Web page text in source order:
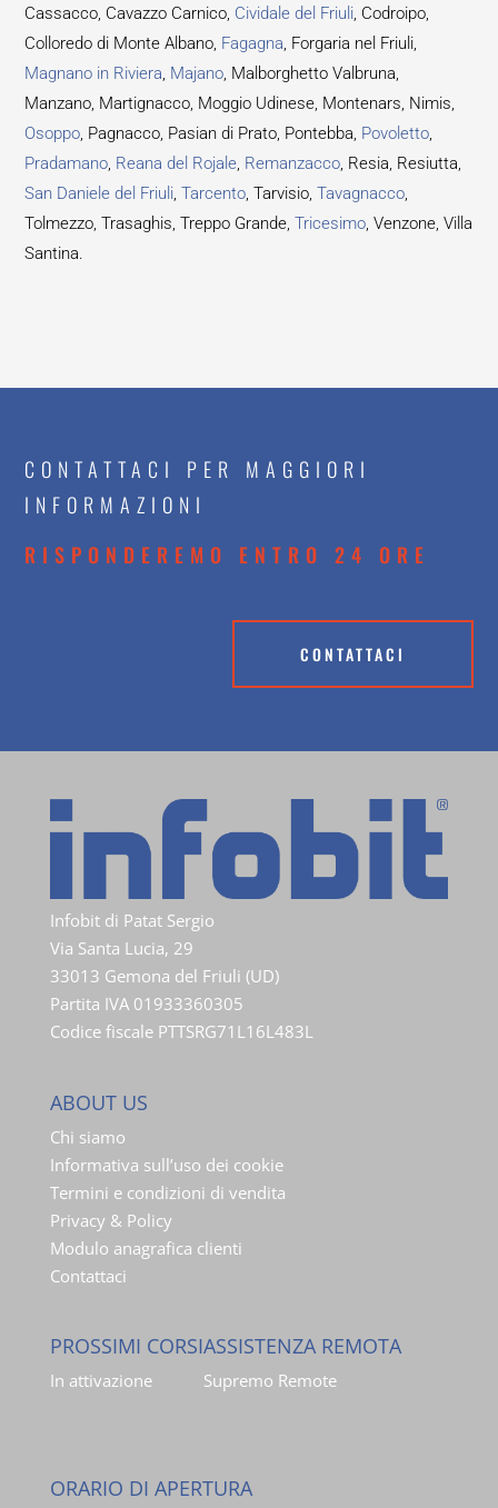
Cassacco, Cavazzo Carnico, Cividale del Friuli , Codroipo,
Colloredo di Monte Albano, Fagagna , Forgaria nel Friuli,
Magnano in Riviera Majano , Malborghetto Valbruna,
Manzano, Martignacco, Moggio Udinese, Montenars, Nimis,
Osoppo , Pagnacco, Pasian di Prato, Pontebba, Povoletto
Pradamano Reana del Rojale Remanzacco , Resia, Resiutta,
San Daniele del Friuli ,Tarcento , Tarvisio,Tavagnacco
Tolmezzo, Trasaghis, Treppo Grande,Tricesimo , Venzone, Villa
Santina.
CONTATTACI PER MAGGIORI
INFORMAZIONI
RISPONDEREMO ENTRO 24 ORE
CONTATTACI
Infobit di Patat Sergio
Via Santa Lucia, 29
33013 Gemona del Friuli (UD)
Partita IVA 01933360305
Codice fiscale PTTSRG71L16L483L
ABOUT US
Chi siamo
Informativa sull’uso dei cookie
Termini e condizioni di vendita
Privacy & Policy
Modulo anagrafica clienti
Contattaci
PROSSIMI CORSI
In attivazione
ASSISTENZA REMOTA
Supremo Remote
ORARIO DI APERTURA